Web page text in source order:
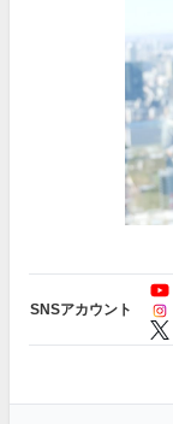
SNSアカウント